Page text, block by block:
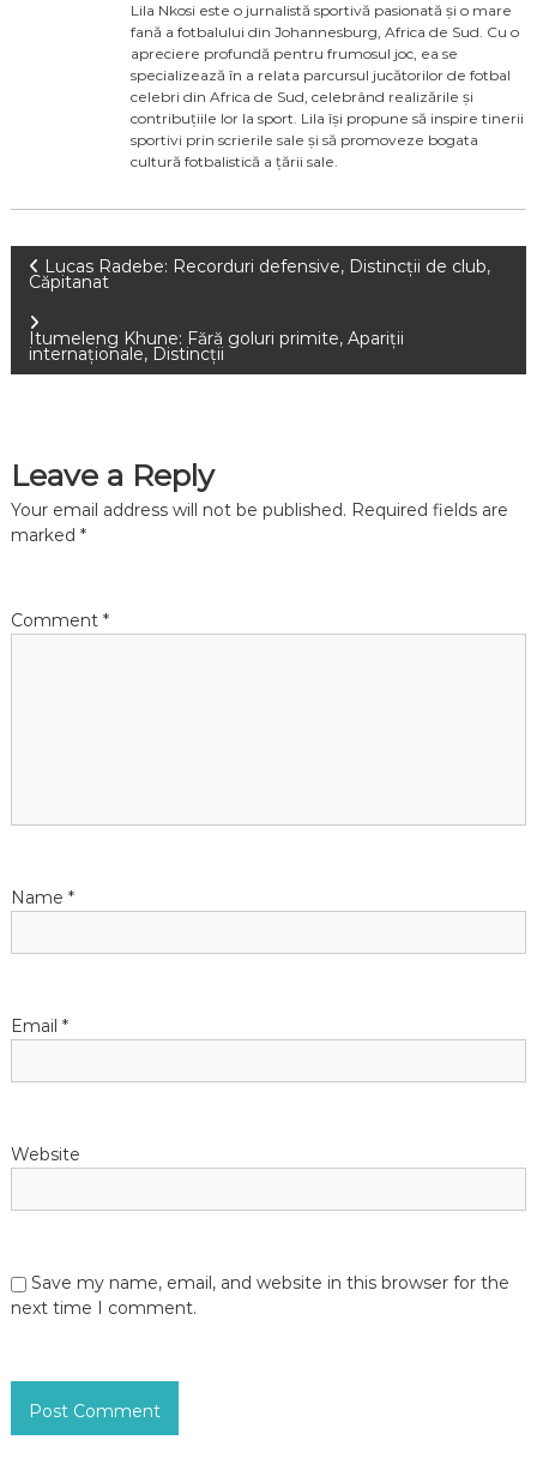
Lila Nkosi este o jurnalistă sportivă pasionată și o mare
fană a fotbalului din Johannesburg, Africa de Sud. Cu o
apreciere profundă pentru frumosul joc, ea se
specializează în a relata parcursul jucătorilor de fotbal
celebri din Africa de Sud, celebrând realizările și
contribuțiile lor la sport. Lila își propune să inspire tinerii
sportivi prin scrierile sale și să promoveze bogata
cultură fotbalistică a țării sale.
P
s
n
a
i
o
Lucas Radebe: Recorduri defensive, Distincții de club,
Căpitanat
Itumeleng Khune: Fără goluri primite, Apariții
internaționale, Distincții
Leave a Reply
Your email address will not be published. Required fields are
marked *
Comment *
Name *
Email *
Website
Save my name, email, and website in this browser for the
next time I comment.